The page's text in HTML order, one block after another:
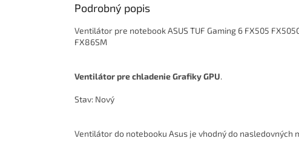
Podrobný popis
Ventilátor pre notebook ASUS TUF Gaming 6 FX505
FX86SM
Ventilátor pre chladenie Grafiky GPU.
Stav: Nový
Ventilátor do notebooku Asus je vhodný do nasledovných